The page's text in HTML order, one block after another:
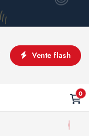
Vente flash
0